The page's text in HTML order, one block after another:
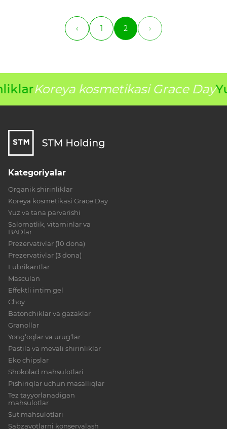
‹ 1 2 ›
Koreya kosmetikasi Grace Day
Kategoriyalar
Organik shirinliklar
Koreya kosmetikasi Grace Day
Yuz va tana parvarishi
Salomatlik, vitaminlar va
BADlar
Prezervativlar (10 dona)
Prezervativlar (3 dona)
Lubrikantlar
Masculan
Effektli intim gel
Choy
Batonchiklar va gazaklar
Granollar
Yong‘oqlar va urug‘lar
Pastila va mevali shirinliklar
Eko chipslar
Shokolad mahsulotlari
Pishiriqlar uchun masalliqlar
Tez tayyorlanadigan
mahsulotlar
Sut mahsulotlari
Sabzavotlarni konservalash